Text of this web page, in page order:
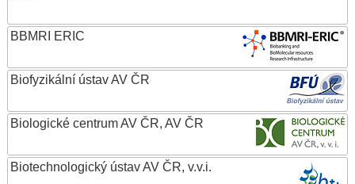
BBMRI ERIC
Biofyzikální ústav AV ČR
Biologické centrum AV ČR, AV ČR
Biotechnologický ústav AV ČR, v.v.i.